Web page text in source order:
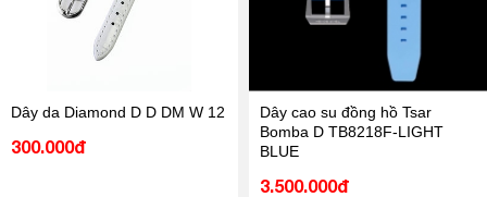
Dây da Diamond D D DM W 12
300.000đ
Dây cao su đồng hồ Tsar
Bomba D TB8218F-LIGHT
BLUE
3.500.000đ